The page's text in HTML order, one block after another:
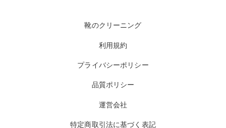
靴のクリーニング
利用規約
プライバシーポリシー
品質ポリシー
運営会社
特定商取引法に基づく表記